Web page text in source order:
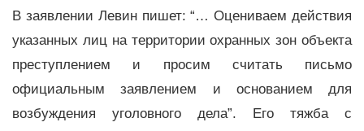
В заявлении Левин пишет: “… Оцениваем действия
указанных лиц на территории охранных зон объекта
преступлением и просим считать письмо
официальным заявлением и основанием для
возбуждения уголовного дела”. Его тяжба с